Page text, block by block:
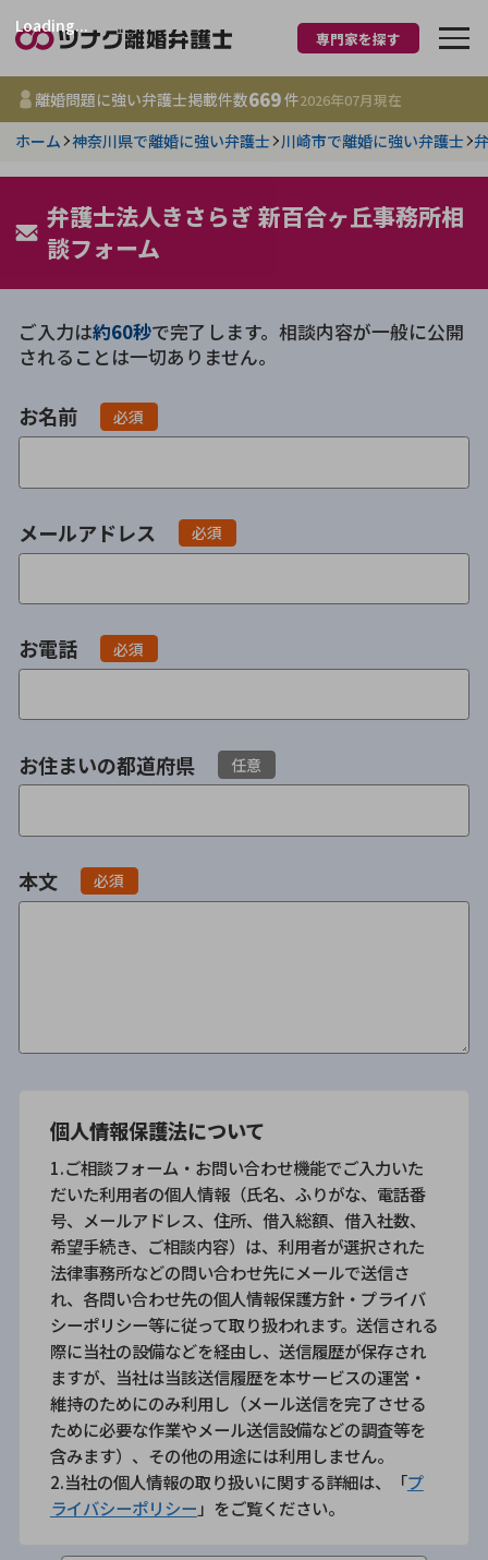
離婚に強い弁護士
都道府県を選択
事務所 669
件
更新日 : 2026年07月31日
専門家を探す
離婚問題に強い弁護士掲載件数669件2026年07月現在
ホーム 神奈川県で離婚に強い弁護士 川崎市で離婚に強い弁護士
弁護士法人きさらぎ 新百合ヶ丘事務所相
談フォーム
ご入力は約60秒で完了します。相談内容が一般に公開
されることは一切ありません。
お名前 必須
メールアドレス 必須
お電話 必須
お住まいの都道府県 任意
本文 必須
個人情報保護法について
1.ご相談フォーム・お問い合わせ機能でご入力いた
だいた利用者の個人情報（氏名、ふりがな、電話番
号、メールアドレス、住所、借入総額、借入社数、
希望手続き、ご相談内容）は、利用者が選択された
法律事務所などの問い合わせ先にメールで送信さ
れ、各問い合わせ先の個人情報保護方針・プライバ
シーポリシー等に従って取り扱われます。送信される
際に当社の設備などを経由し、送信履歴が保存され
ますが、当社は当該送信履歴を本サービスの運営・
維持のためにのみ利用し（メール送信を完了させる
ために必要な作業やメール送信設備などの調査等を
含みます）、その他の用途には利用しません。
2.当社の個人情報の取り扱いに関する詳細は、「プ
ライバシーポリシー 」をご覧ください。
Loading...